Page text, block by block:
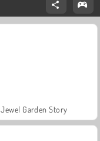
Jewel Garden Story